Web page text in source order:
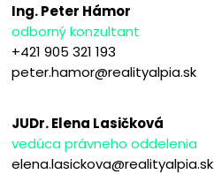
Ing. Peter Hámor
odborný konzultant
+421 905 321 193
peter.hamor@realityalpia.sk
JUDr. Elena Lasičková
vedúca právneho oddelenia
elena.lasickova@realityalpia.sk